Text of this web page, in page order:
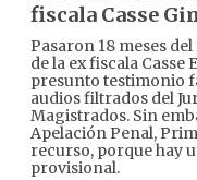
fiscala Casse
Pasaron 18 meses
de la ex fiscala
presunto testimonio
audios filtrados del
Magistrados. Sin
Apelación Penal,
recurso, porque hay
provisional.